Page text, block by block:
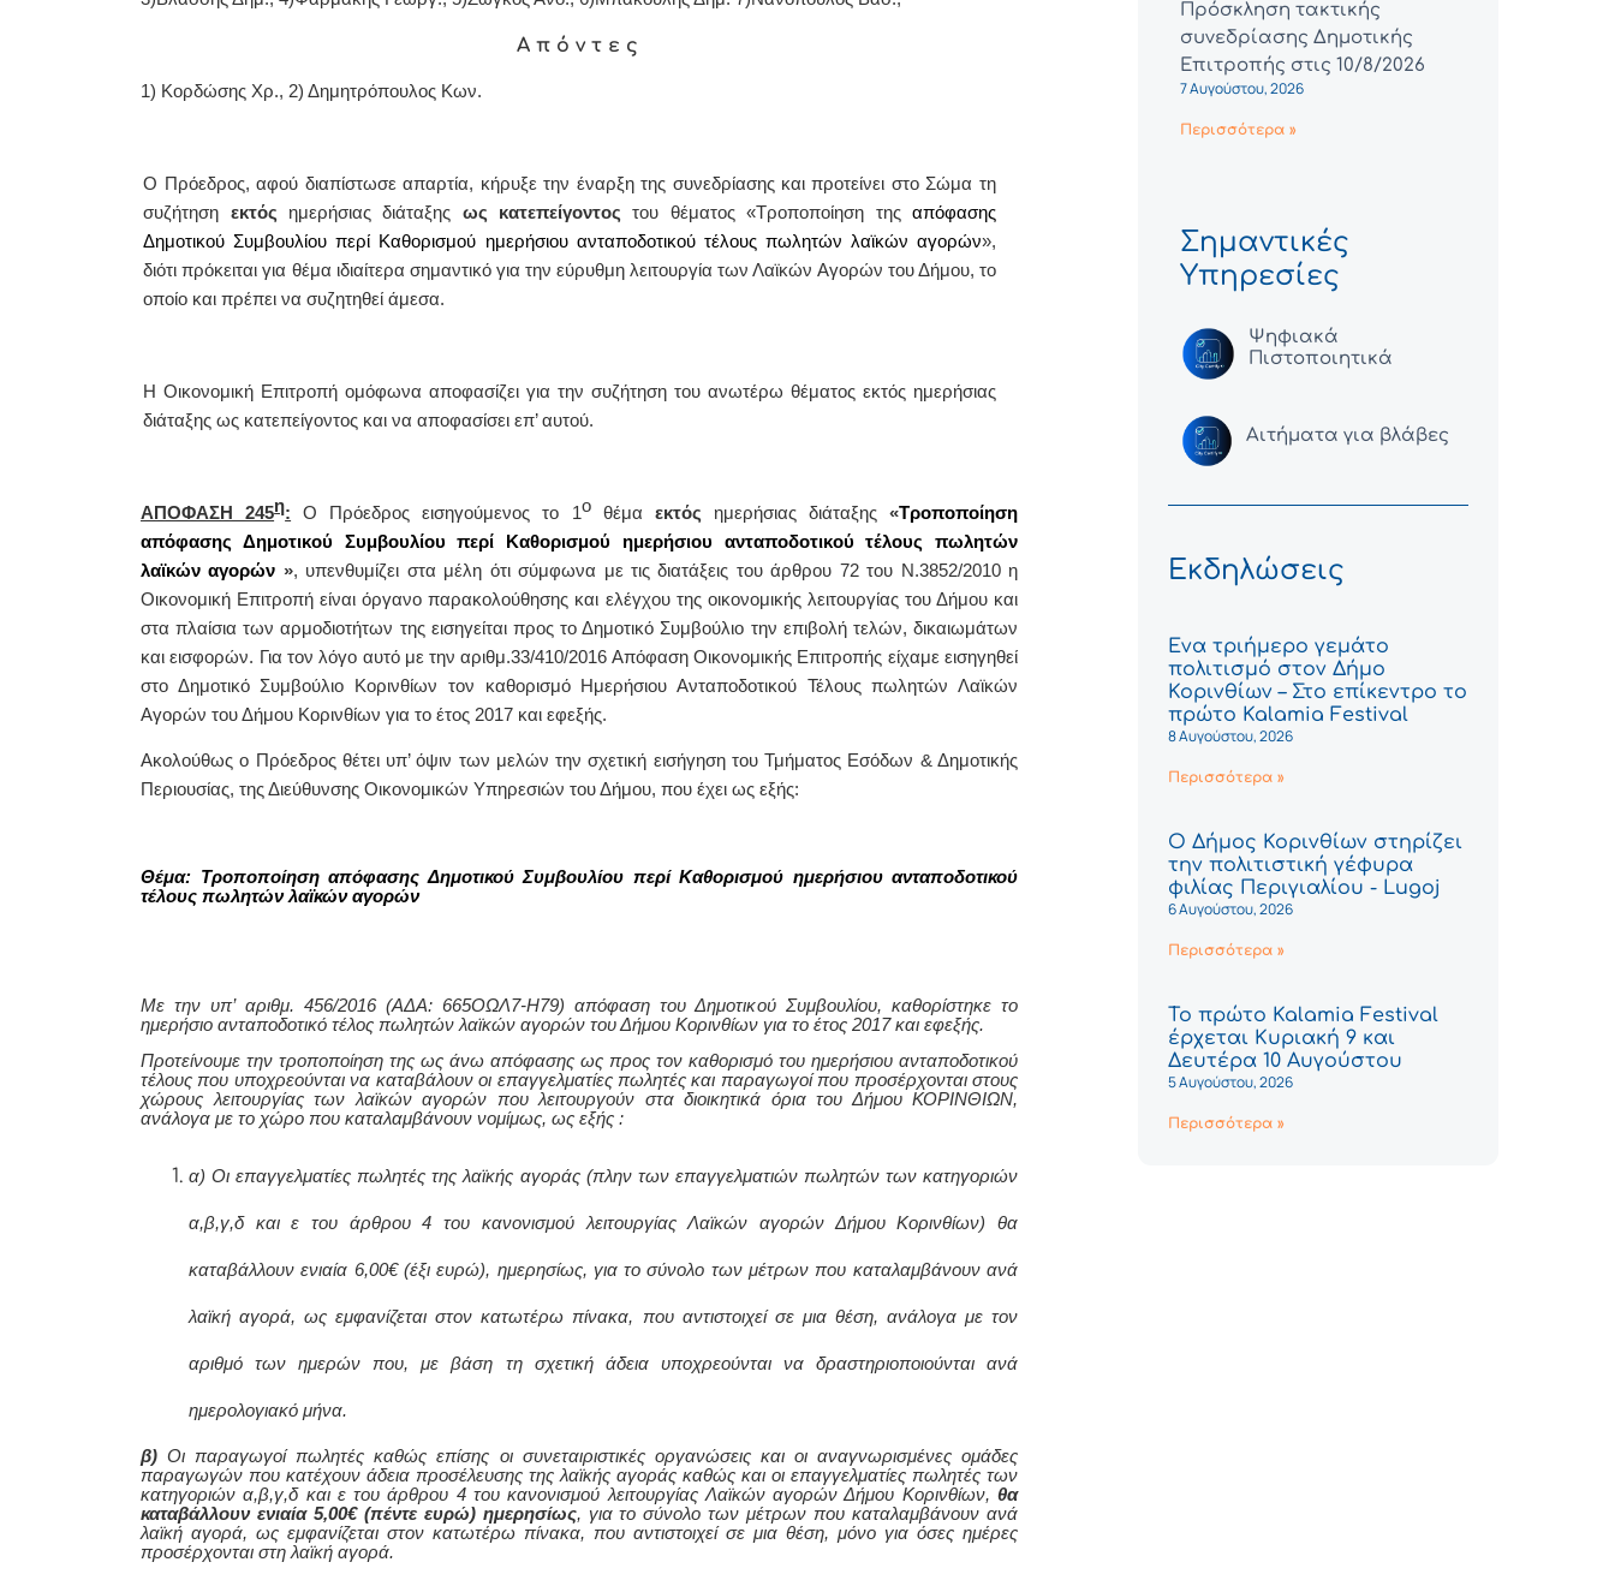
Α π ό ν τ ε ς
1) Κορδώσης Χρ., 2) Δημητρόπουλος Κων.
Ο Πρόεδρος, αφού διαπίστωσε απαρτία, κήρυξε την έναρξη της συνεδρίασης και προτείνει στο Σώμα τη
συζήτηση εκτός ημερήσιας διάταξης ως κατεπείγοντοςτου θέματος «Τροποποίηση της απόφασης
Δημοτικού Συμβουλίου περί Καθορισμού ημερήσιου ανταποδοτικού τέλους πωλητών λαϊκών αγορών»,
διότι πρόκειταιγια θέμα ιδιαίτερα σημαντικό για την εύρυθμη λειτουργία των Λαϊκών Αγορών του Δήμου, το
οποίο και πρέπει να συζητηθεί άμεσα.
Η Οικονομική Επιτροπή ομόφωνα αποφασίζει για την συζήτηση του ανωτέρω θέματος εκτός ημερήσιας
διάταξης ως κατεπείγοντος και να αποφασίσει επ’ αυτού.
ΑΠΟΦΑΣΗ 245η: Ο Πρόεδρος εισηγούμενος το 1ο θέμα εκτός ημερήσιας διάταξης«Τροποποίηση
απόφασης Δημοτικού Συμβουλίου περί Καθορισμού ημερήσιου ανταποδοτικού τέλους πωλητών
λαϊκών αγορών », υπενθυμίζει στα μέλη ότι σύμφωνα με τις διατάξεις του άρθρου 72 του Ν.3852/2010 η
Οικονομική Επιτροπή είναι όργανο παρακολούθησης και ελέγχου της οικονομικής λειτουργίας του Δήμου και
στα πλαίσια των αρμοδιοτήτων της εισηγείται προς το Δημοτικό Συμβούλιο την επιβολή τελών, δικαιωμάτων
και εισφορών. Για τον λόγο αυτό με την αριθμ.33/410/2016 Απόφαση Οικονομικής Επιτροπής είχαμε εισηγηθεί
στο Δημοτικό Συμβούλιο Κορινθίων τον καθορισμό Ημερήσιου Ανταποδοτικού Τέλους πωλητών Λαϊκών
Αγορών του Δήμου Κορινθίων για το έτος 2017 και εφεξής.
Ακολούθως ο Πρόεδρος θέτει υπ’ όψιν των μελών την σχετική εισήγηση του Τμήματος Εσόδων & Δημοτικής
Περιουσίας, της Διεύθυνσης Οικονομικών Υπηρεσιών του Δήμου, που έχει ως εξής:
Θέμα: Τροποποίηση απόφασης Δημοτικού Συμβουλίου περί Καθορισμού ημερήσιου ανταποδοτικού
τέλους πωλητών λαϊκών αγορών
Με την υπ’ αριθμ. 456/2016 (ΑΔΑ: 665ΟΩΛ7-Η79) απόφαση του Δημοτικού Συμβουλίου, καθορίστηκε το
ημερήσιο ανταποδοτικό τέλος πωλητών λαϊκών αγορών του Δήμου Κορινθίων για το έτος 2017 και εφεξής.
Προτείνουμε την τροποποίηση της ως άνω απόφασης ως προς τον καθορισμό του ημερήσιου ανταποδοτικού
τέλους που υποχρεούνται να καταβάλουν οι επαγγελματίες πωλητές και παραγωγοί που προσέρχονται στους
χώρους λειτουργίας των λαϊκών αγορών που λειτουργούν στα διοικητικά όρια του Δήμου ΚΟΡΙΝΘΙΩΝ,
ανάλογα με το χώρο που καταλαμβάνουν νομίμως, ως εξής :
α)Οι επαγγελματίες πωλητές της λαϊκής αγοράς (πλην των επαγγελματιών πωλητών των κατηγοριών
α,β,γ,δ και ε του άρθρου 4 του κανονισμού λειτουργίας Λαϊκών αγορών Δήμου Κορινθίων) θα
καταβάλλουν ενιαία 6,00€ (έξι ευρώ), ημερησίως, για το σύνολο των μέτρων που καταλαμβάνουν ανά
λαϊκή αγορά, ως εμφανίζεται στον κατωτέρω πίνακα, που αντιστοιχεί σε μια θέση, ανάλογα με τον
αριθμό των ημερών που, με βάση τη σχετική άδεια υποχρεούνται να δραστηριοποιούνται ανά
ημερολογιακό μήνα.
β)Oι παραγωγοί πωλητές καθώς επίσης οι συνεταιριστικές οργανώσεις και οι αναγνωρισμένες ομάδες
παραγωγών που κατέχουν άδεια προσέλευσης της λαϊκής αγοράς καθώς και οι επαγγελματίες πωλητές των
κατηγοριών α,β,γ,δ και ε του άρθρου 4 του κανονισμού λειτουργίας Λαϊκών αγορών Δήμου Κορινθίων, θα
καταβάλλουν ενιαία 5,00€ (πέντε ευρώ) ημερησίως, για το σύνολο των μέτρων που καταλαμβάνουν ανά
λαϊκή αγορά, ως εμφανίζεται στον κατωτέρω πίνακα, που αντιστοιχεί σε μια θέση, μόνο για όσες ημέρες
προσέρχονται στη λαϊκή αγορά.
Πρόσκληση τακτικής
συνεδρίασης Δημοτικής
Επιτροπής στις 10/8/2026
7 Αυγούστου, 2026
Περισσότερα »
Σημαντικές
Υπηρεσίες
Ψηφιακά
Πιστοποιητικά
Αιτήματα για βλάβες
Εκδηλώσεις
Ένα τριήμερο γεμάτο
πολιτισμό στον Δήμο
Κορινθίων – Στο επίκεντρο το
πρώτο Kalamia Festival
8 Αυγούστου, 2026
Περισσότερα »
Ο Δήμος Κορινθίων στηρίζει
την πολιτιστική γέφυρα
φιλίας Περιγιαλίου - Lugoj
6 Αυγούστου, 2026
Περισσότερα »
Το πρώτο Kalamia Festival
έρχεται Κυριακή 9 και
Δευτέρα 10 Αυγούστου
5 Αυγούστου, 2026
Περισσότερα »